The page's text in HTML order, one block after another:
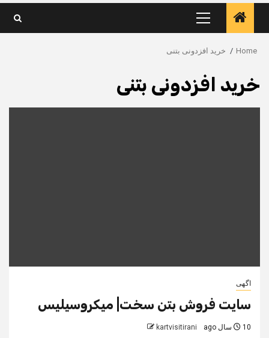
Primary
Menu
Home خرید افزدونی بتنی
خرید افزدونی بتنی
اگهی
سایت فروش بتن سخت| میکروسیلیس
10 سال ago kartvisitirani